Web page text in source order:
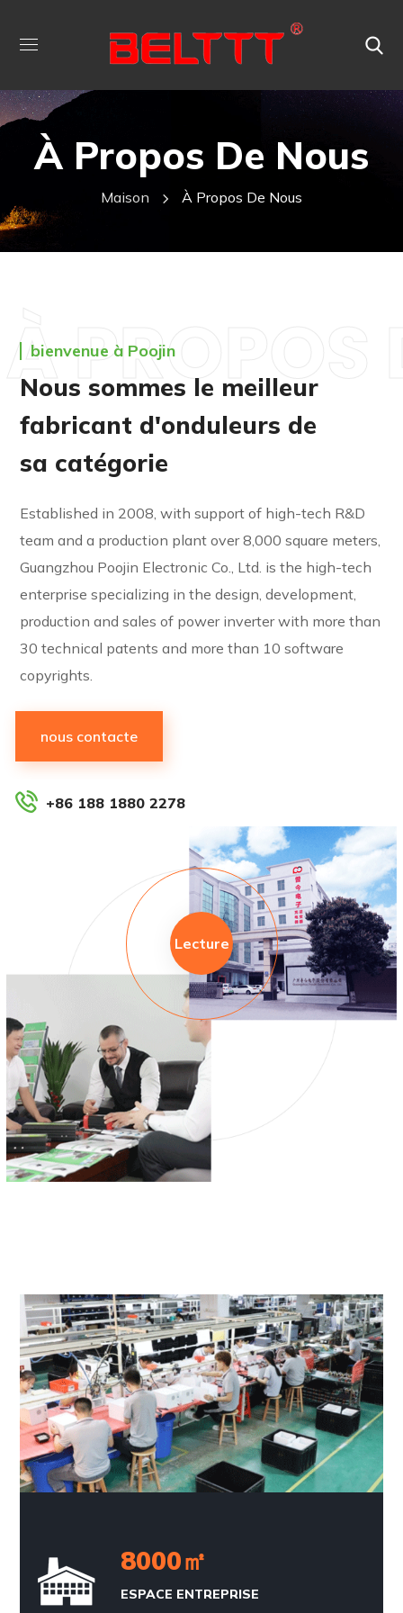
À Propos De Nous
Maison À Propos De Nous
bienvenue à Poojin
Nous sommes le meilleur
fabricant d'onduleurs de
sa catégorie
À PROPOS
Established in 2008, with support of high-tech R&D
team and a production plant over 8,000 square meters,
Guangzhou Poojin Electronic Co., Ltd. is the high-tech
enterprise specializing in the design, development,
production and sales of power inverter with more than
30 technical patents and more than 10 software
copyrights.
nous contacte
+86 188 1880 2278
Lecture
8000㎡
ESPACE ENTREPRISE